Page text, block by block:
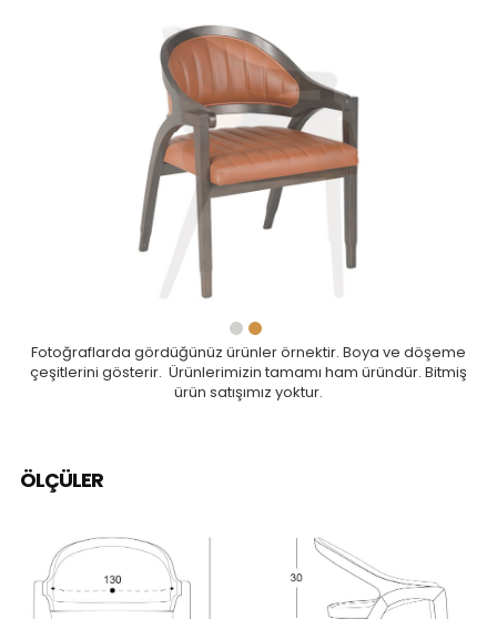
Fotoğraflarda gördüğünüz ürünler örnektir. Boya ve döşeme
çeşitlerini gösterir. Ürünlerimizin tamamı ham üründür. Bitmiş
ürün satışımız yoktur.
ÖLÇÜLER